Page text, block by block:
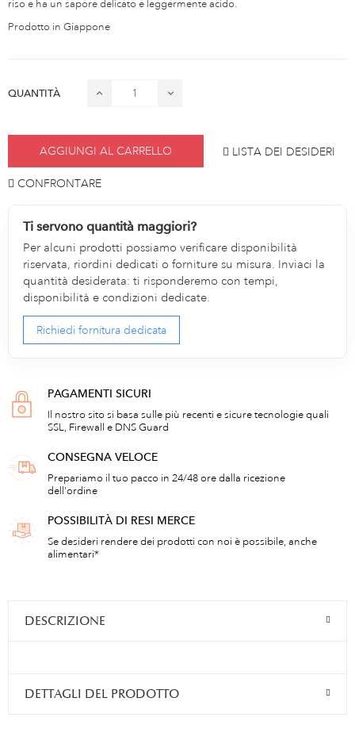
riso e ha un sapore delicato e leggermente acido.
Prodotto in Giappone
QUANTITÀ
AGGIUNGI AL CARRELLO LISTA DEI DESIDERI
CONFRONTARE
Ti servono quantità maggiori?
Per alcuni prodotti possiamo verificare disponibilità
riservata, riordini dedicati o forniture su misura. Inviaci la
quantità desiderata: ti risponderemo con tempi,
disponibilità e condizioni dedicate.
Richiedi fornitura dedicata
PAGAMENTI SICURI
Il nostro sito si basa sulle più recenti e sicure tecnologie quali
SSL, Firewall e DNS Guard
CONSEGNA VELOCE
Prepariamo il tuo pacco in 24/48 ore dalla ricezione
dell'ordine
POSSIBILITÀ DI RESI MERCE
Se desideri rendere dei prodotti con noi è possibile, anche
alimentari*
DESCRIZIONE
DETTAGLI DEL PRODOTTO